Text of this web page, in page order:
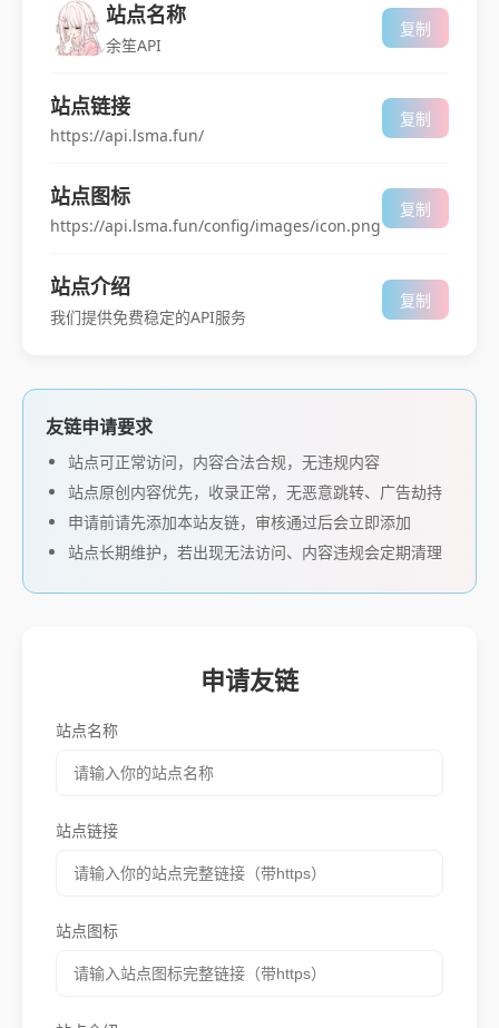
站点名称
余笙API
复制
站点链接
https://api.lsma.fun/
复制
站点图标
https://api.lsma.fun/config/images/icon.png
复制
站点介绍
我们提供免费稳定的API服务
复制
友链申请要求
站点可正常访问，内容合法合规，无违规内容
站点原创内容优先，收录正常，无恶意跳转、广告劫持
申请前请先添加本站友链，审核通过后会立即添加
站点长期维护，若出现无法访问、内容违规会定期清理
申请友链
站点名称
站点链接
站点图标